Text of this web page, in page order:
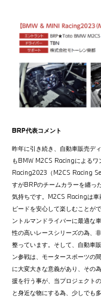
BRP代表コメント
昨年に引き続き、自動車販売デ
もBMW M2CS Racingによるワ
Racing2023（M2CS Racing
すがBRPのチームカラーを纏っ
気持ちです。M2CS Racingは車
ピードを安心して楽しむことが
ントルマンドライバーに最適な
性の高いレースシリーズの為、
整っています。そして、自動車
ン参戦は、モータースポーツの
に大変大きな意義があり、その
援を行う事が、当プロジェクト
と身近な物にする為、少しでも